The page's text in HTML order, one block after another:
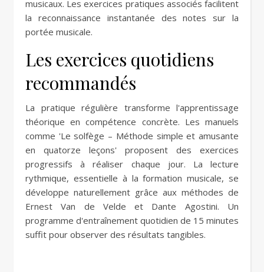
musicaux. Les exercices pratiques associés facilitent
la reconnaissance instantanée des notes sur la
portée musicale.
Les exercices quotidiens
recommandés
La pratique régulière transforme l'apprentissage
théorique en compétence concrète. Les manuels
comme 'Le solfège – Méthode simple et amusante
en quatorze leçons' proposent des exercices
progressifs à réaliser chaque jour. La lecture
rythmique, essentielle à la formation musicale, se
développe naturellement grâce aux méthodes de
Ernest Van de Velde et Dante Agostini. Un
programme d'entraînement quotidien de 15 minutes
suffit pour observer des résultats tangibles.